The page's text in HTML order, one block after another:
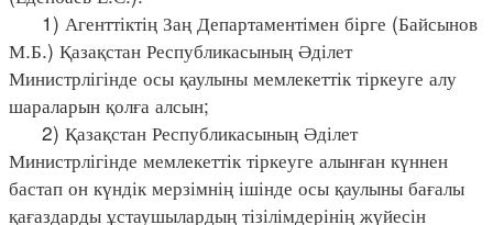
1) Агенттіктің Заң Департаментімен бірге (Байсынов
М.Б.) Қазақстан Республикасының Әділет
Министрлігінде осы қаулыны мемлекеттік тіркеуге алу
шараларын қолға алсын;
2) Қазақстан Республикасының Әділет
Министрлігінде мемлекеттік тіркеуге алынған күннен
бастап он күндік мерзімнің ішінде осы қаулыны бағалы
қағаздарды ұстаушылардың тізілімдерінің жүйесін